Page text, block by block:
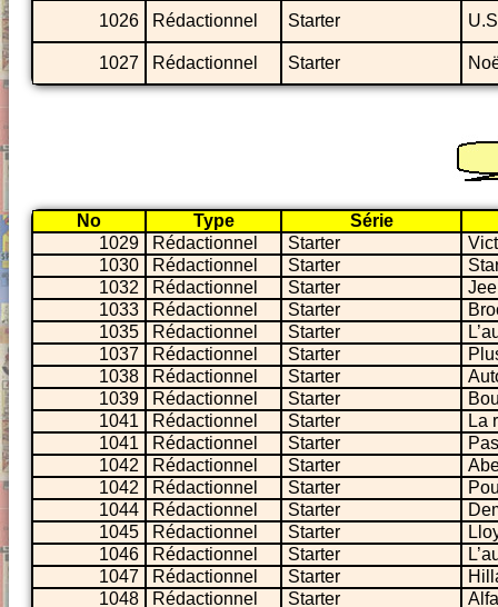
1026 Rédactionnel Starter
1027 Rédactionnel Starter
No Type
Série
1029
Rédactionnel Starter
1030
Rédactionnel Starter
1032
Rédactionnel Starter
1033
Rédactionnel Starter
1035
Rédactionnel Starter
1037
Rédactionnel Starter
1038
Rédactionnel Starter
1039
Rédactionnel Starter
1041
Rédactionnel Starter
La
1041
Rédactionnel Starter
1042
Rédactionnel Starter
1042
Rédactionnel Starter
1044
Rédactionnel Starter
1045
Rédactionnel Starter
1046
Rédactionnel Starter
1047
Rédactionnel Starter
1048
Rédactionnel Starter